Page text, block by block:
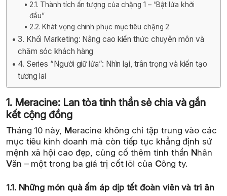
2.1. Thành tích ấn tượng của chặng 1 – “Bật lửa khởi
đầu”
2.2. Khát vọng chinh phục mục tiêu chặng 2
3. Khối Marketing: Nâng cao kiến thức chuyên môn và
chăm sóc khách hàng
4. Series “Người giữ lửa”: Nhìn lại, trân trọng và kiến tạo
tương lai
1. Meracine: Lan tỏa tinh thần sẻ chia và gắn
kết cộng đồng
Tháng 10 này, Meracine không chỉ tập trung vào các
mục tiêu kinh doanh mà còn tiếp tục khẳng định sứ
mệnh xã hội cao đẹp, củng cố thêm tinh thần Nhân
Văn – một trong ba giá trị cốt lõi của Công ty.
1.1. Những món quà ấm áp dịp tết đoàn viên và tri ân